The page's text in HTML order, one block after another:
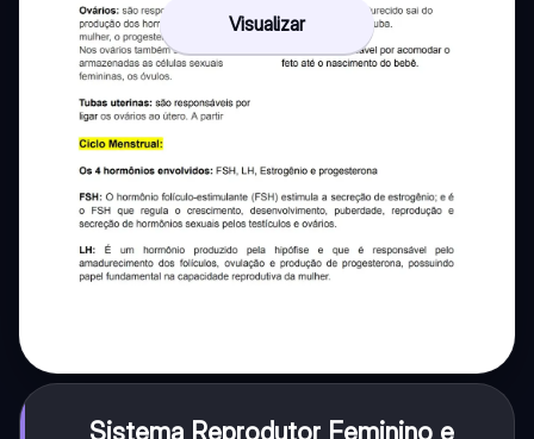
Visualizar
Sistema Reprodutor Feminino e